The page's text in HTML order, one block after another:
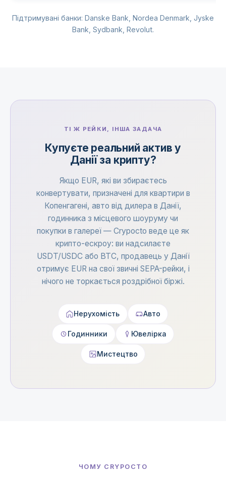
Підтримувані банки: Danske Bank, Nordea Denmark, Jyske
Bank, Sydbank, Revolut.
ТІ Ж РЕЙКИ, ІНША ЗАДАЧА
Купуєте реальний актив у
Данії за крипту?
Якщо EUR, які ви збираєтесь
конвертувати, призначені для квартири в
Копенгагені, авто від дилера в Данії,
годинника з місцевого шоуруму чи
покупки в галереї — Crypocto веде це як
крипто-ескроу: ви надсилаєте
USDT/USDC або BTC, продавець у Данії
отримує EUR на свої звичні SEPA-рейки, і
нічого не торкається роздрібної біржі.
Нерухомість Авто
Годинники Ювелірка
Мистецтво
ЧОМУ CRYPOCTO